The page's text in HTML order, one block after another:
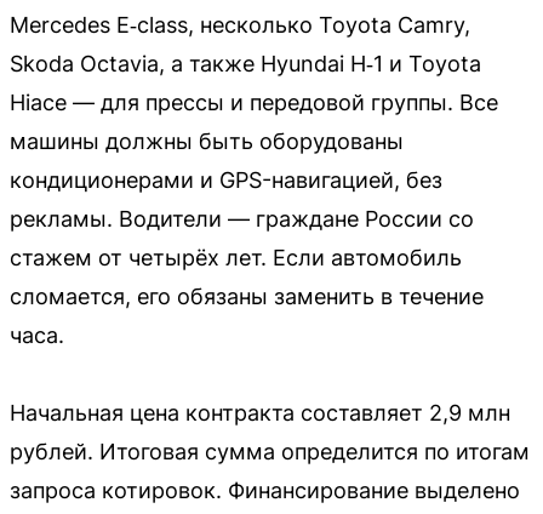
Mercedes E‑class, несколько Toyota Camry,
Skoda Octavia, а также Hyundai H‑1 и Toyota
Hiace — для прессы и передовой группы. Все
машины должны быть оборудованы
кондиционерами и GPS-навигацией, без
рекламы. Водители — граждане России со
стажем от четырёх лет. Если автомобиль
сломается, его обязаны заменить в течение
часа.
Начальная цена контракта составляет 2,9 млн
рублей. Итоговая сумма определится по итогам
запроса котировок. Финансирование выделено